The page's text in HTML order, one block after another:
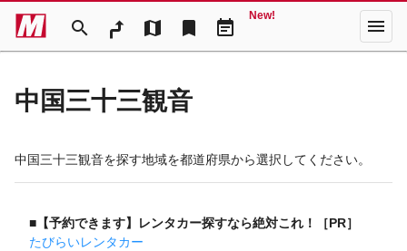
search map bookmark event_note
New! menu
中国三十三観音
中国三十三観音を探す地域を都道府県から選択してください。
■【予約できます】レンタカー探すなら絶対これ！［PR］
たびらいレンタカー